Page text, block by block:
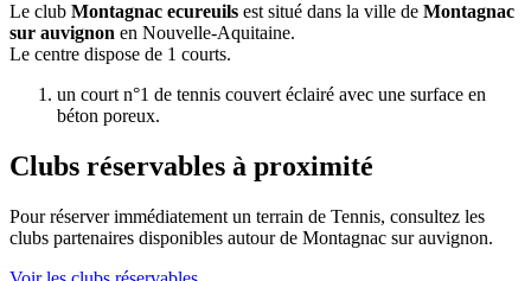
Le club Montagnac ecureuils est situé dans la ville de Montagnac
sur auvignon en Nouvelle-Aquitaine.
Le centre dispose de 1 courts.
un court n°1 de tennis couvert éclairé avec une surface en
béton poreux.
Clubs réservables à proximité
Pour réserver immédiatement un terrain de Tennis, consultez les
clubs partenaires disponibles autour de Montagnac sur auvignon.